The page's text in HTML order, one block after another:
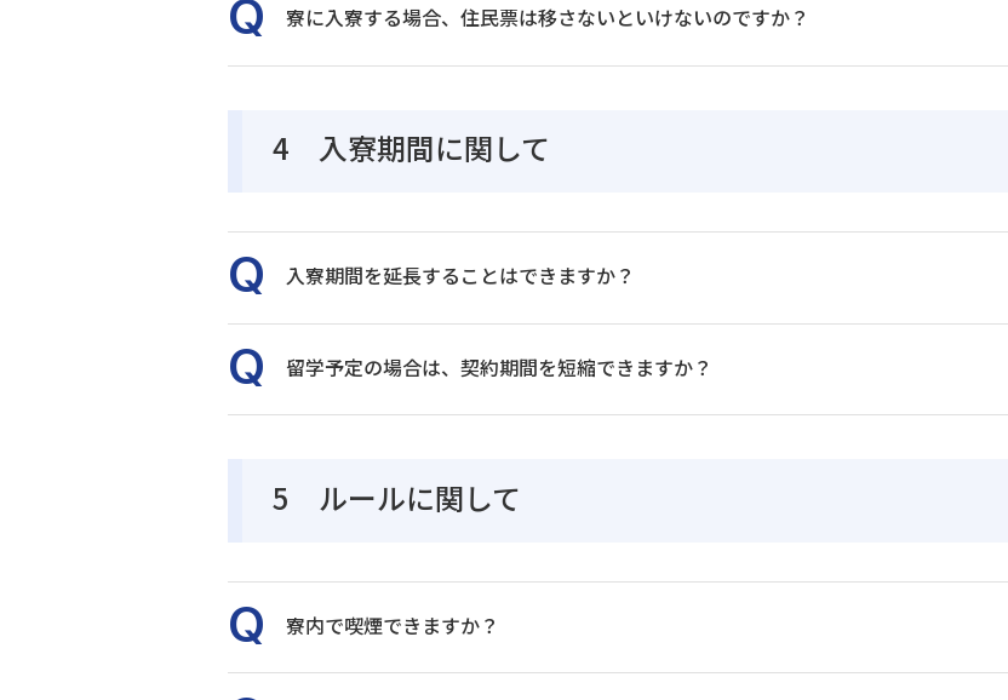
寮に入寮する場合、住民票は移さないといけないのですか？
4 入寮期間に関して
入寮期間を延長することはできますか？
留学予定の場合は、契約期間を短縮できますか？
5 ルールに関して
寮内で喫煙できますか？